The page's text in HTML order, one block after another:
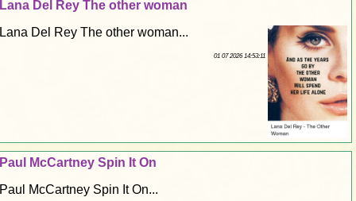
Lana Del Rey The other woman
Lana Del Rey The other woman...
01 07 2026 14:53:11
Paul McCartney Spin It On
Paul McCartney Spin It On...